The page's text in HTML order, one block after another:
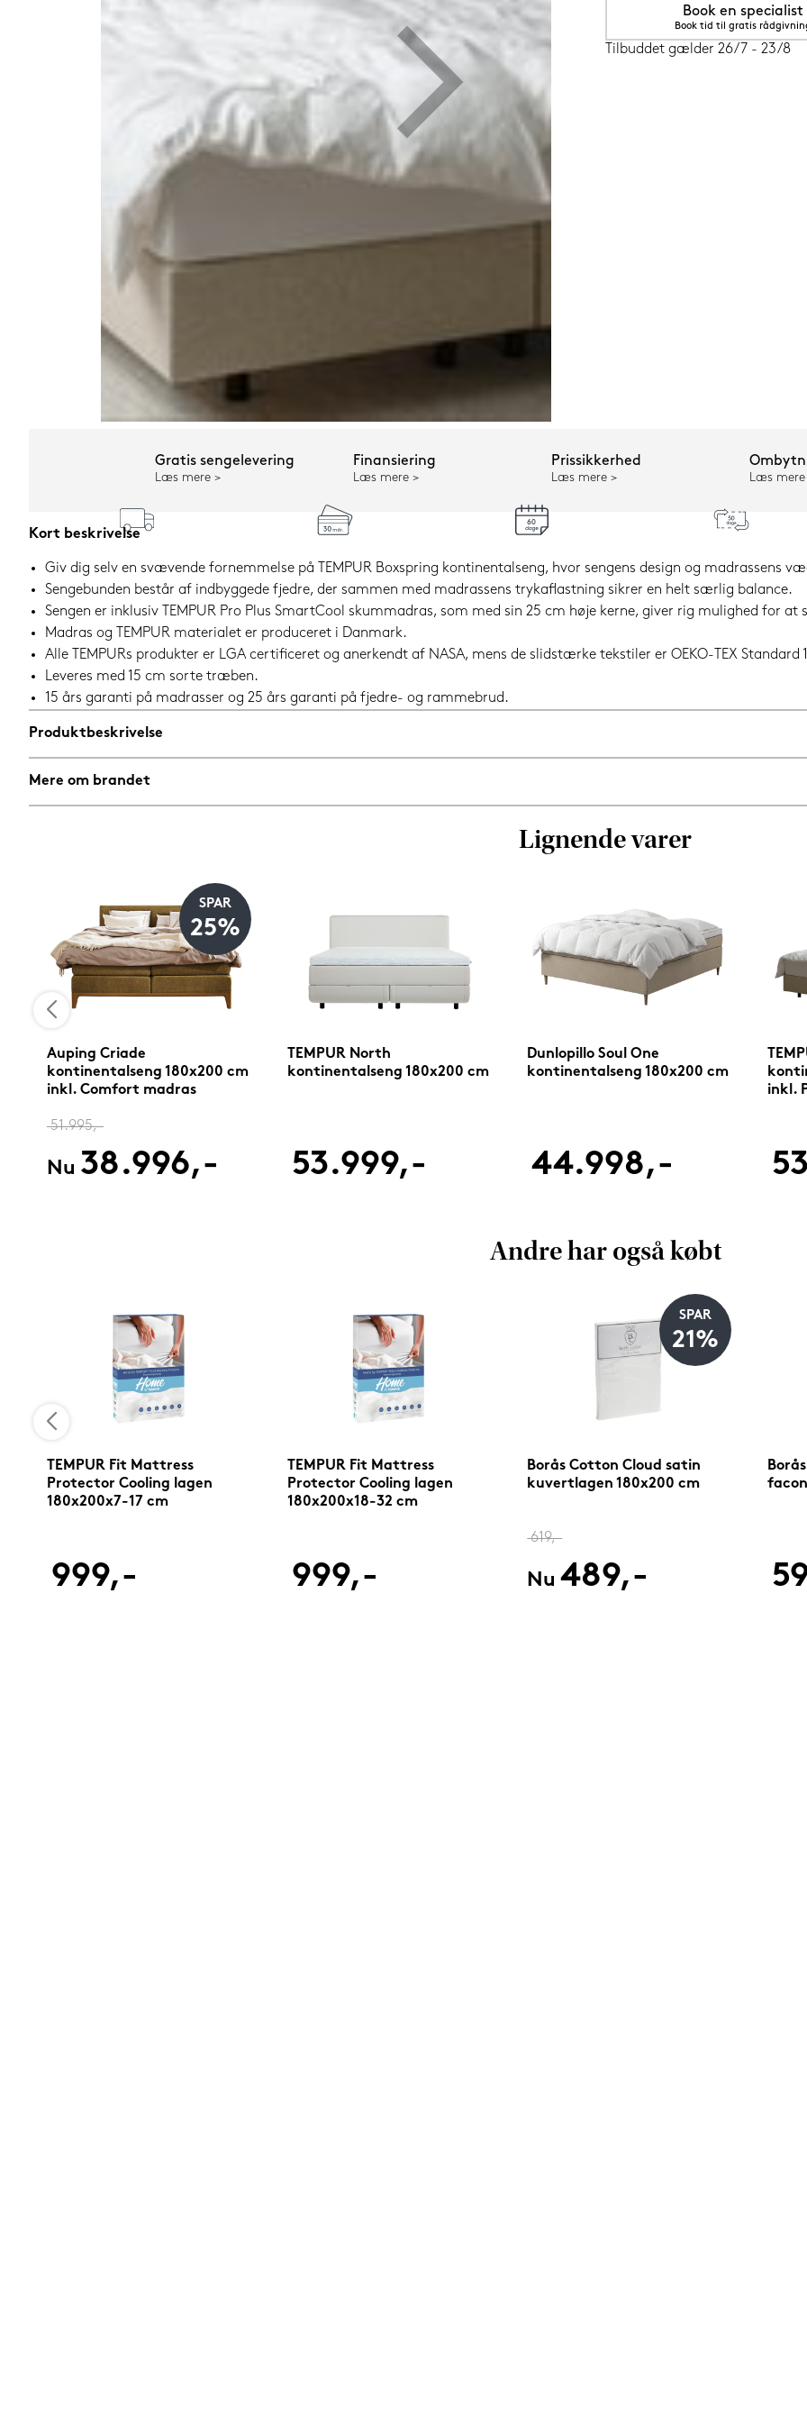
Book en specialist
Book tid til gratis
Tilbuddet gælder 26/7 - 23/8
Gratis sengelevering
Læs mere
Finansiering
Læs mere
Prissikkerhed
Læs mere Læs mere
Kort beskrivelse
Giv dig selv en svævende fornemmelse på TEMPUR Boxspring kontinentalseng, hvor sengens design og madrassens
Sengebunden består af indbyggede fjedre, der sammen med madrassens trykaflastning sikrer en helt særlig balance.
Sengen er inklusiv TEMPUR Pro Plus SmartCool skummadras, som med sin 25 cm høje kerne, giver rig mulighed for
Madras og TEMPUR materialet er produceret i Danmark.
Alle TEMPURs produkter er LGA certificeret og anerkendt af NASA, mens de slidstærke tekstiler er OEKO-TEX Standard
Leveres med 15 cm sorte træben.
15 års garanti på madrasser og 25 års garanti på fjedre- og rammebrud.
Produktbeskrivelse
Mere om brandet
Lignende varer
SPAR
25%
Auping Criade
kontinentalseng 180x200 cm
inkl. Comfort madras
51.995,-
Nu 38.996,-
TEMPUR North
kontinentalseng 180x200 cm
53.999,-
Dunlopillo Soul One
kontinentalseng 180x200 cm
44.998,-
inkl.
Andre har også købt
TEMPUR Fit Mattress
Protector Cooling lagen
180x200x7-17 cm
999,-
TEMPUR Fit Mattress
Protector Cooling lagen
180x200x18-32 cm
999,-
SPAR
21%
Borås Cotton Cloud satin
kuvertlagen 180x200 cm
619,-
Nu 489,-